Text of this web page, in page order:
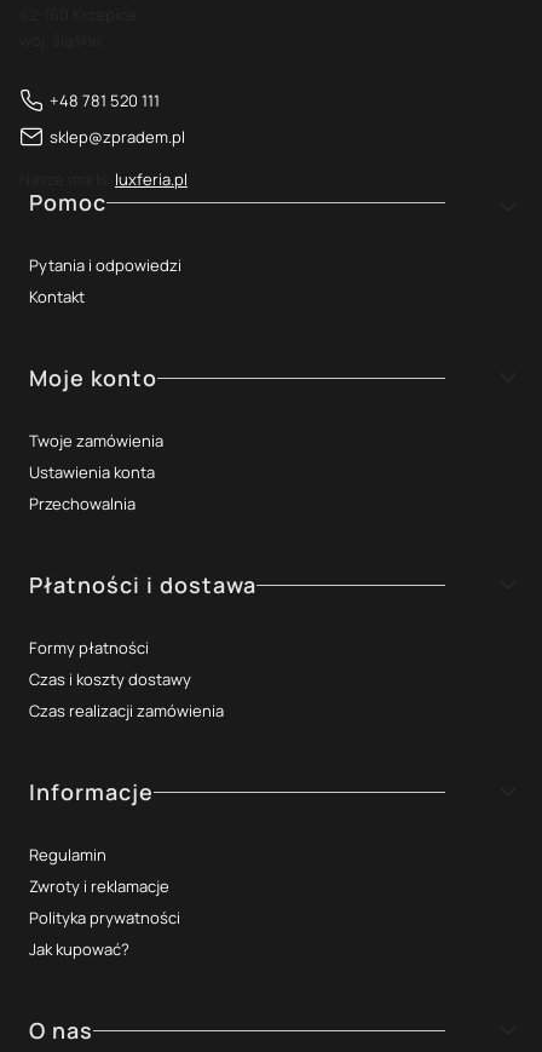
+48 781 520 111
sklep@zpradem.pl
luxferia.pl
Linki w stopce
Pomoc
Pytania i odpowiedzi
Kontakt
Moje konto
Twoje zamówienia
Ustawienia konta
Przechowalnia
Płatności i dostawa
Formy płatności
Czas i koszty dostawy
Czas realizacji zamówienia
Informacje
Regulamin
Zwroty i reklamacje
Polityka prywatności
Jak kupować?
O nas